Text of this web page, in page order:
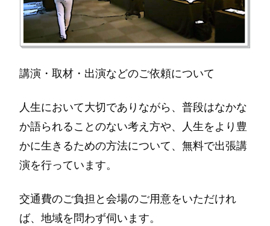
講演・取材・出演などのご依頼について
人生において大切でありながら、普段はなかな
か語られることのない考え方や、人生をより豊
かに生きるための方法について、無料で出張講
演を行っています。
交通費のご負担と会場のご用意をいただけれ
ば、地域を問わず伺います。